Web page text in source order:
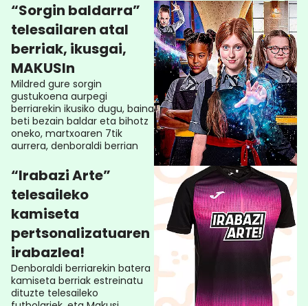
“Sorgin baldarra”
telesailaren atal
berriak, ikusgai,
MAKUSIn
Mildred gure sorgin
gustukoena aurpegi
berriarekin ikusiko dugu, baina
beti bezain baldar eta bihotz
oneko, martxoaren 7tik
aurrera, denboraldi berrian
“Irabazi Arte”
telesaileko
kamiseta
pertsonalizatuaren
irabazlea!
Denboraldi berriarekin batera
kamiseta berriak estreinatu
dituzte telesaileko